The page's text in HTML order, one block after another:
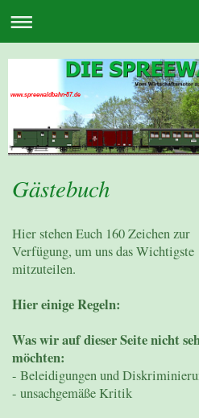
www.spreewaldbahn-87.de
Gästebuch
Hier stehen Euch 160 Zeichen zur
Verfügung, um uns das Wichtigste
mitzuteilen.
Hier einige Regeln:
Was wir auf dieser Seite nicht
möchten:
- Beleidigungen und
- unsachgemäße Kritik